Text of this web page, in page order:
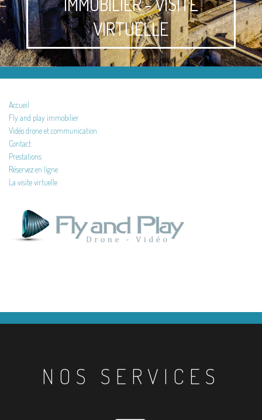
VIRTUELLE
Accueil
Fly and play immobilier
Vidéo drone et communication
Contact
Prestations
Réservez en ligne
La visite virtuelle
NOS SERVICES